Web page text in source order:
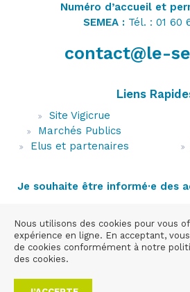
Numéro d’accueil et
SEMEA : Tél. : 01 60
contact@le-
Liens
Site Vigicrue
Marchés Publics
Elus et partenaires
Je souhaite être informé·e des
Nous utilisons des cookies pour vous
expérience en ligne. En acceptant,
de cookies conformément à notre
des cookies.